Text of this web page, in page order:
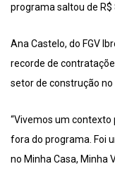
programa saltou de R$
Ana Castelo, do FGV
recorde de
setor de construção no
“Vivemos um
fora do programa. Foi
no Minha Casa, Minha